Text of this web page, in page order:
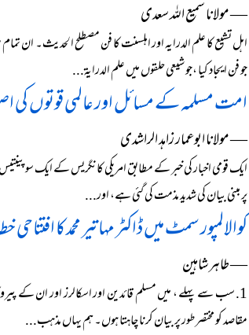
― مولانا سمیع اللہ سعدی
اہل تشیع کا علم الدرایہ اور اہلسنت کا فن مصطلح الحدیث۔ ان
جو فن ایجاد کیا ،جو شیعی حلقوں میں علم الدرایۃ...
امت مسلمہ کے مسائل اور عالمی قوتوں کی
― مولانا ابوعمار زاہد الراشدی
پر مبنی بیان کی شدید مذمت کی گئی ہے، اور...
کوالالمپور سمٹ میں ڈاکٹر مہاتیر محمد کا
― طاہر شاہین
مقاصد کو مختصر طور پر بیان کرنا چاہتا ہوں۔ ہم یہاں مذہب...